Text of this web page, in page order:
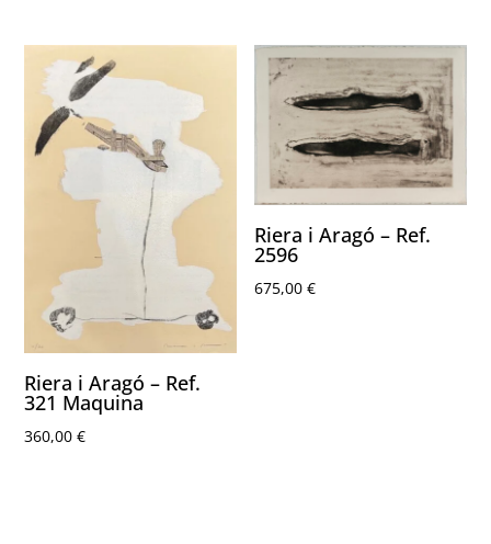
Riera i Aragó – Ref.
321 Maquina
360,00€
Riera i Aragó – Ref.
2596
675,00€